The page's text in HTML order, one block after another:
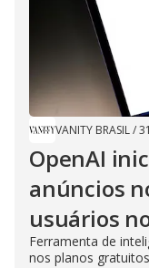
VANITY BRASIL/
OpenAI
anúncios
usuários
Ferramenta de
nos planos